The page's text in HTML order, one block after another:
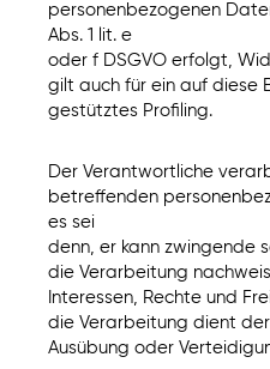
personenbezogenen
Abs. 1 lit. e
oder f DSGVO erfolgt,
gilt auch für ein auf diese
gestütztes Profiling.
Der Verantwortliche
betreffenden
es sei
denn, er kann zwingende
die Verarbeitung
Interessen, Rechte und
die Verarbeitung dient
Ausübung oder